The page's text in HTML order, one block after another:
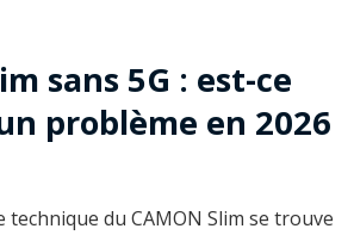
sans 5G : est-ce
problème en 2026
technique du CAMON Slim se trouve